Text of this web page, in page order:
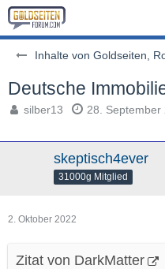
Inhalte von Goldseiten,
Deutsche
silber13 28. September
skeptisch4ever
31000g Mitglied
2. Oktober 2022
Zitat von DarkMatter